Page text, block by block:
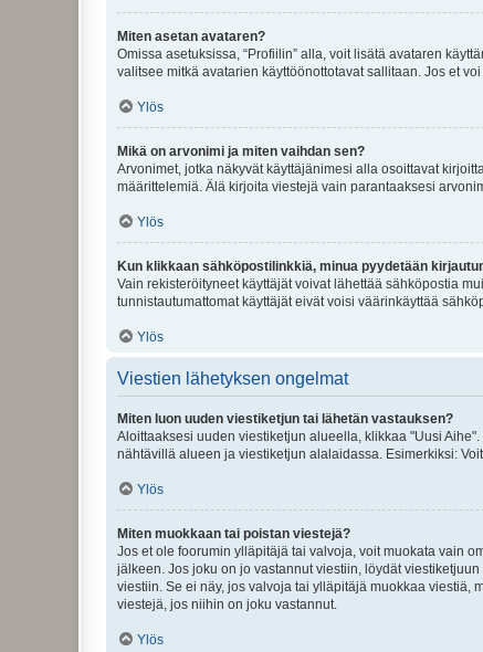
Miten asetan avataren?
Omissa asetuksissa, “Profiilin” alla, voit lisätä avataren
valitsee mitkä avatarien käyttöönottotavat sallitaan. Jos et
Ylös
Mikä on arvonimi ja miten vaihdan sen?
Arvonimet, jotka näkyvät käyttäjänimesi alla osoittavat
määrittelemiä. Älä kirjoita viestejä vain parantaaksesi
Ylös
Kun klikkaan sähköpostilinkkiä, minua pyydetään
Vain rekisteröityneet käyttäjät voivat lähettää sähköpostia
tunnistautumattomat käyttäjät eivät voisi väärinkäyttää
Ylös
Viestien lähetyksen ongelmat
Miten luon uuden viestiketjun tai lähetän vastauksen?
Aloittaaksesi uuden viestiketjun alueella, klikkaa "Uusi
nähtävillä alueen ja viestiketjun alalaidassa. Esimerkiksi:
Ylös
Miten muokkaan tai poistan viestejä?
Jos et ole foorumin ylläpitäjä tai valvoja, voit muokata vain
jälkeen. Jos joku on jo vastannut viestiin, löydät
viestiin. Se ei näy, jos valvoja tai ylläpitäjä muokkaa viestiä,
viestejä, jos niihin on joku vastannut.
Ylös